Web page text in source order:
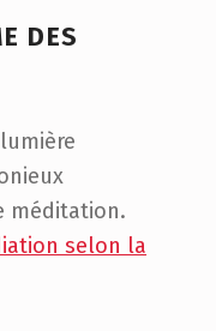
DES
méditation.
selon la